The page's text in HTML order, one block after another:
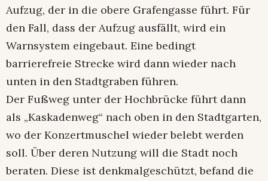
Aufzug, der in die obere Grafengasse führt. Für
den Fall, dass der Aufzug ausfällt, wird ein
Warnsystem eingebaut. Eine bedingt
barrierefreie Strecke wird dann wieder nach
unten in den Stadtgraben führen.
Der Fußweg unter der Hochbrücke führt dann
als „Kaskadenweg“ nach oben in den Stadtgarten,
wo der Konzertmuschel wieder belebt werden
soll. Über deren Nutzung will die Stadt noch
beraten. Diese ist denkmalgeschützt, befand die